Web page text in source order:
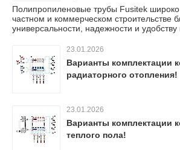
Полипропиленовые трубы Fusitek
частном и коммерческом строительстве
универсальности, надежности и удобству
23.01.2026
Варианты комплектации
радиаторного отопления!
23.01.2026
Варианты комплектации
теплого пола!